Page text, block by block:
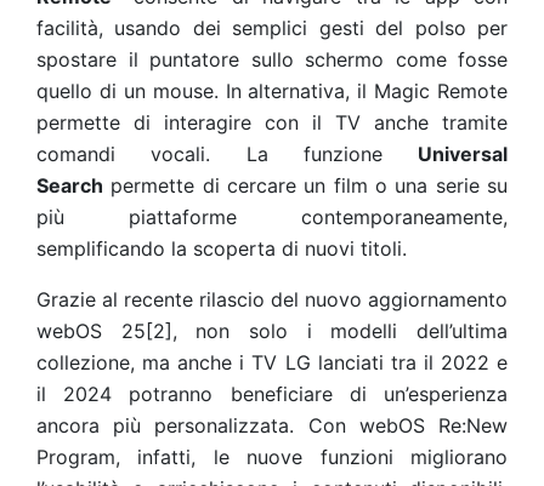
facilità, usando dei semplici gesti del polso per
spostare il puntatore sullo schermo come fosse
quello di un mouse. In alternativa, il Magic Remote
permette di interagire con il TV anche tramite
comandi vocali. La funzione Universal
Search permette di cercare un film o una serie su
più piattaforme contemporaneamente,
semplificando la scoperta di nuovi titoli.
Grazie al recente rilascio del nuovo aggiornamento
webOS 25 [2] , non solo i modelli dell’ultima
collezione, ma anche i TV LG lanciati tra il 2022 e
il 2024 potranno beneficiare di un’esperienza
ancora più personalizzata. Con webOS Re:New
Program, infatti, le nuove funzioni migliorano